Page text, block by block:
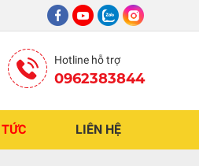
Hotline hỗ trợ
0962383844
LIÊN HỆ